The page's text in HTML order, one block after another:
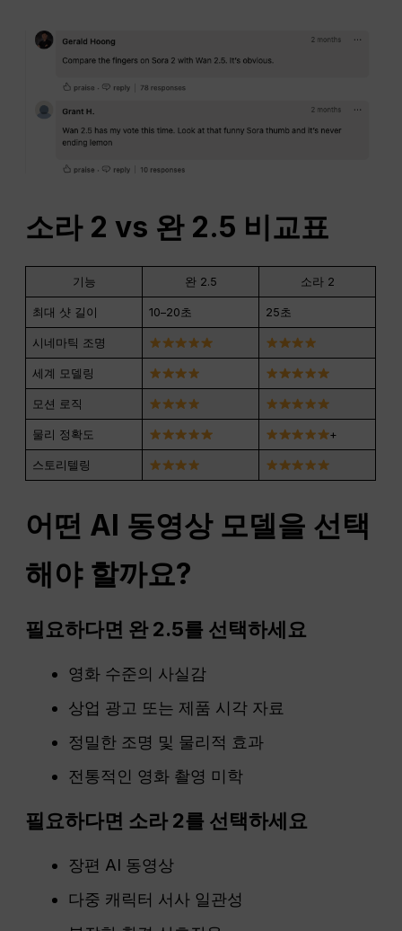
소라 2 vs 완 2.5 비교표
기능 완 2.5 소라 2
최대 샷 길이 10–20초 25초
시네마틱 조명
세계 모델링
모션 로직
물리 정확도 +
스토리텔링
어떤 AI 동영상 모델을 선택
해야 할까요?
필요하다면 완 2.5를 선택하세요
영화 수준의 사실감
상업 광고 또는 제품 시각 자료
정밀한 조명 및 물리적 효과
전통적인 영화 촬영 미학
필요하다면 소라 2를 선택하세요
장편 AI 동영상
다중 캐릭터 서사 일관성